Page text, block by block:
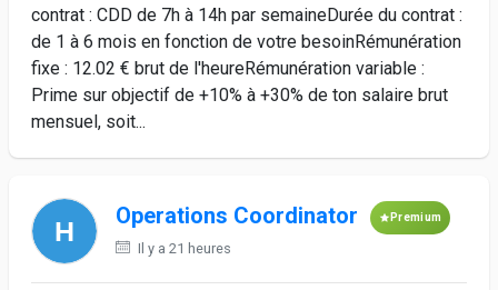
contrat : CDD de 7h à 14h par semaineDurée du contrat :
de 1 à 6 mois en fonction de votre besoinRémunération
fixe : 12.02 € brut de l'heureRémunération variable :
Prime sur objectif de +10% à +30% de ton salaire brut
mensuel, soit...
Operations Coordinator Premium
Il y a 21 heures